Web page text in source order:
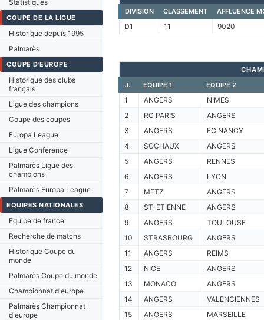
Statistiques
COUPE DE LA LIGUE
Historique depuis 1995
Palmarès
COUPE D'EUROPE
Historique des clubs
français
Ligue des champions
Coupe des coupes
Europa League
Ligue Conference
Palmarès Ligue des
champions
Palmarès Europa League
EQUIPES NATIONALES
Equipe de france
Recherche de matchs
Historique Coupe du
monde
Palmarès Coupe du monde
Championnat d'europe
Palmarès Championnat
d'europe
DIVISION
CLASSEMENT AFFLUENCE
D1 11 9020
J.
EQUIPE 1 EQUIPE 2
1 ANGERS
NIMES
2
RC PARIS
ANGERS
3
ANGERS
FC NANCY
4
SOCHAUX
ANGERS
5
ANGERS
RENNES
6
ANGERS
LYON
7
METZ
ANGERS
8
ST-ETIENNE
ANGERS
9
ANGERS
TOULOUSE
10
STRASBOURG
ANGERS
11
ANGERS
REIMS
12
NICE
ANGERS
13
MONACO
ANGERS
14
ANGERS
VALENCIENNES
15
ANGERS MARSEILLE